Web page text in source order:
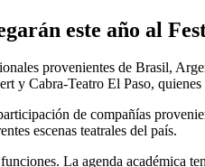
este año al
provenientes de Brasil,
y Cabra-Teatro El Paso,
de compañías
escenas teatrales del país.
La agenda académica